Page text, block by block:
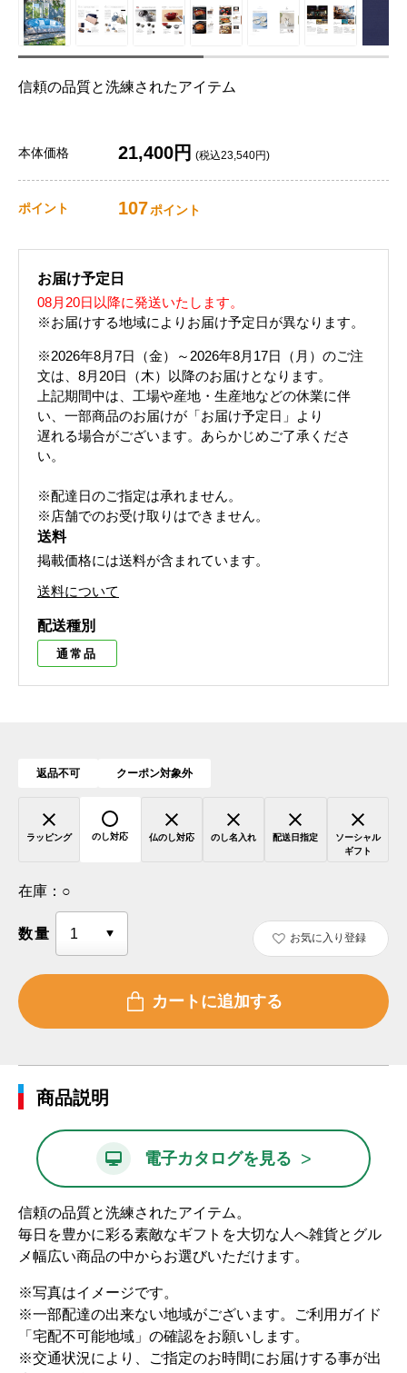
信頼の品質と洗練されたアイテム
本体価格 21,400円 (税込23,540円)
ポイント 107ポイント
お届け予定日
08月20日以降に発送いたします。
※お届けする地域によりお届け予定日が異なります。
※2026年8月7日（金）～2026年8月17日（月）のご注
文は、8月20日（木）以降のお届けとなります。
上記期間中は、工場や産地・生産地などの休業に伴
い、一部商品のお届けが「お届け予定日」より
遅れる場合がございます。あらかじめご了承くださ
い。
※配達日のご指定は承れません。
※店舗でのお受け取りはできません。
送料
掲載価格には送料が含まれています。
送料について
配送種別
通常品
返品不可 クーポン対象外
ラッピング のし対応 仏のし対応 のし名入れ 配送日指定
ソーシャル
ギフト
在庫： ○
数量 お気に入り登録
商品説明
電子カタログを見る >
信頼の品質と洗練されたアイテム。
毎日を豊かに彩る素敵なギフトを大切な人へ雑貨とグル
メ幅広い商品の中からお選びいただけます。
※写真はイメージです。
※一部配達の出来ない地域がございます。ご利用ガイド
「宅配不可能地域」の確認をお願いします。
※交通状況により、ご指定のお時間にお届けする事が出